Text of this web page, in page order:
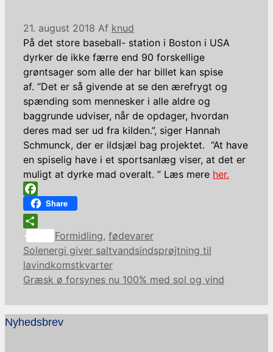
21. august 2018 Af knud
På det store baseball- station i Boston i USA
dyrker de ikke færre end 90 forskellige
grøntsager som alle der har billet kan spise
af. “Det er så givende at se den ærefrygt og
spænding som mennesker i alle aldre og
baggrunde udviser, når de opdager, hvordan
deres mad ser ud fra kilden.”, siger Hannah
Schmunck, der er ildsjæl bag projektet. “At have
en spiselig have i et sportsanlæg viser, at det er
muligt at dyrke mad overalt. ” Læs mere her.
Facebook
Share
Share
Kategorier
Formidling, fødevarer
Solenergi giver saltvandsindsprøjtning til
lavindkomstkvarter
Græsk ø forsynes nu 100% med sol og vind
Nyhedsbrev